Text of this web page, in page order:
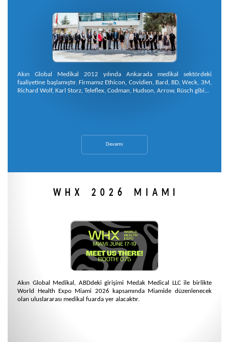
Akın Global Medikal 2012 yılında Ankarada medikal sektördeki
faaliyetine başlamıştır. Firmamız Ethicon, Covidien, Bard, BD, Weck, 3M,
Richard Wolf, Karl Storz, Teleflex, Codman, Hudson, Arrow, Rüsch gibi...
Devamı
WHX 2026 MIAMI
Akın Global Medikal, ABDdeki girişimi Medak Medical LLC ile birlikte
World Health Expo Miami 2026 kapsamında Miamide düzenlenecek
olan uluslararası medikal fuarda yer alacaktır.